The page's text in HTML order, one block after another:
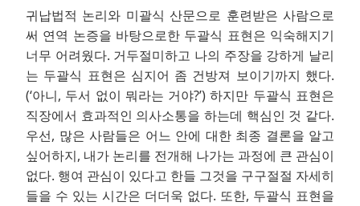
귀납법적 논리와 미괄식 산문으로 훈련받은 사람으로
써 연역 논증을 바탕으로한 두괄식 표현은 익숙해지기
너무 어려웠다. 거두절미하고 나의 주장을 강하게 날리
는 두괄식 표현은 심지어 좀 건방져 보이기까지 했다.
(‘아니, 두서 없이 뭐라는 거야?’) 하지만 두괄식 표현은
직장에서 효과적인 의사소통을 하는데 핵심인 것 같다.
우선, 많은 사람들은 어느 안에 대한 최종 결론을 알고
싶어하지, 내가 논리를 전개해 나가는 과정에 큰 관심이
없다. 행여 관심이 있다고 한들 그것을 구구절절 자세히
들을 수 있는 시간은 더더욱 없다. 또한, 두괄식 표현을